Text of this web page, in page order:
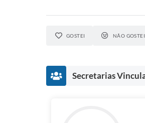
GOSTEI NÃO GOSTEI
Secretarias